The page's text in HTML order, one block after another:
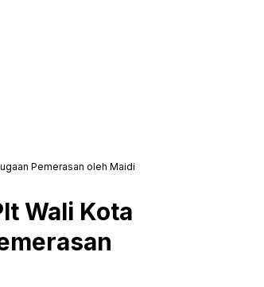
Pemerasan oleh Maidi
Wali Kota